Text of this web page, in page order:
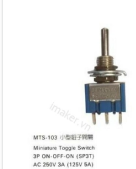
Ngày hết hạn:
Điều kiện: